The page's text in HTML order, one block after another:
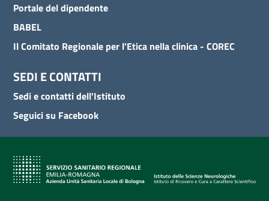
Portale del dipendente
BABEL
Il Comitato Regionale per l'Etica nella clinica - COREC
SEDI E CONTATTI
Sedi e contatti dell'Istituto
Seguici su Facebook